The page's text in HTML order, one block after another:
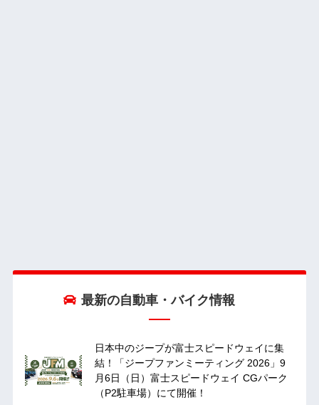
最新の自動車・バイク情報
日本中のジープが富士スピードウェイに集
結！「ジープファンミーティング 2026」9
月6日（日）富士スピードウェイ CGパーク
（P2駐車場）にて開催！